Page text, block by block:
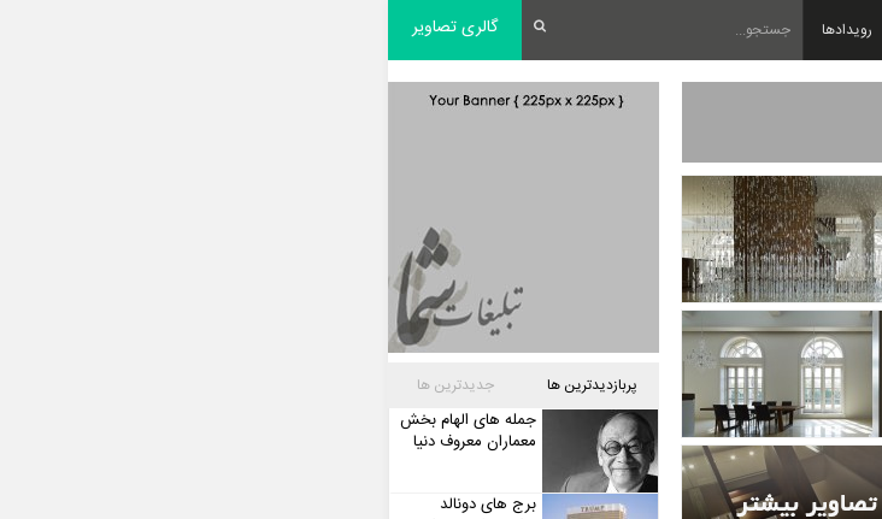
رویدادها گالری تصاویر
پربازدیدترین ها جدیدترین ها
جمله های الهام بخش
معماران معروف دنیا
برج های دونالد